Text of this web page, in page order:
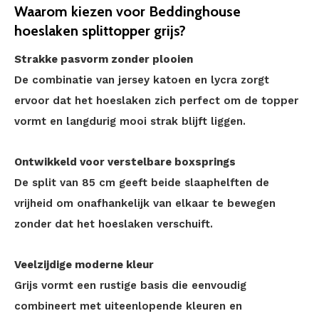
Waarom kiezen voor Beddinghouse
hoeslaken splittopper grijs?
Strakke pasvorm zonder plooien
De combinatie van jersey katoen en lycra zorgt
ervoor dat het hoeslaken zich perfect om de topper
vormt en langdurig mooi strak blijft liggen.
Ontwikkeld voor verstelbare boxsprings
De split van 85 cm geeft beide slaaphelften de
vrijheid om onafhankelijk van elkaar te bewegen
zonder dat het hoeslaken verschuift.
Veelzijdige moderne kleur
Grijs vormt een rustige basis die eenvoudig
combineert met uiteenlopende kleuren en